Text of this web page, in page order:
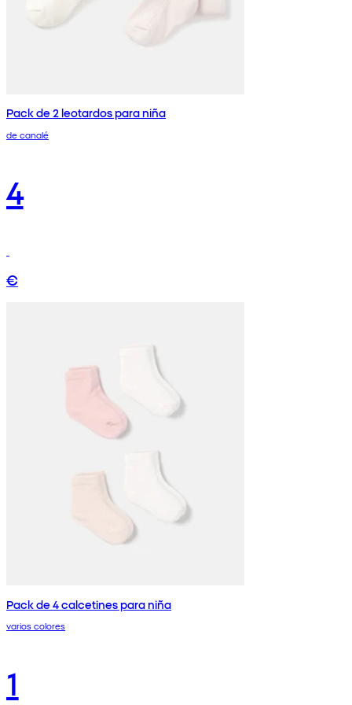
Pack de 2 leotardos para niña
de canalé
4
€
Pack de 4 calcetines para niña
varios colores
1